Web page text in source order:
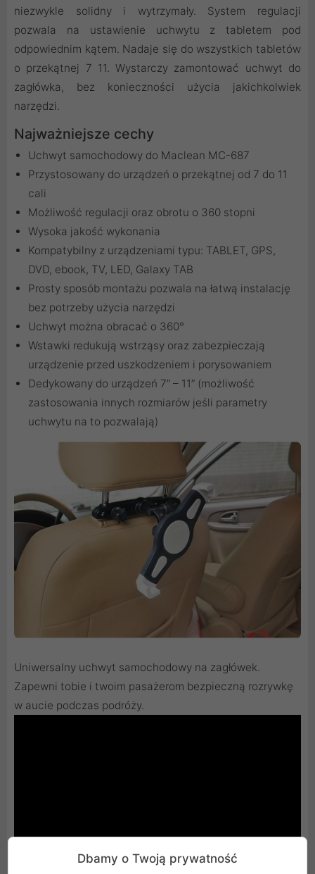
niezwykle solidny i wytrzymały. System regulacji
pozwala na ustawienie uchwytu z tabletem pod
odpowiednim kątem. Nadaje się do wszystkich tabletów
o przekątnej 7 11. Wystarczy zamontować uchwyt do
zagłówka, bez konieczności użycia jakichkolwiek
narzędzi.
Najważniejsze cechy
Uchwyt samochodowy do Maclean MC-687
Przystosowany do urządzeń o przekątnej od 7 do 11
cali
Możliwość regulacji oraz obrotu o 360 stopni
Wysoka jakość wykonania
Kompatybilny z urządzeniami typu: TABLET, GPS,
DVD, ebook, TV, LED, Galaxy TAB
Prosty sposób montażu pozwala na łatwą instalację
bez potrzeby użycia narzędzi
Uchwyt można obracać o 360°
Wstawki redukują wstrząsy oraz zabezpieczają
urządzenie przed uszkodzeniem i porysowaniem
Dedykowany do urządzeń 7” – 11” (możliwość
zastosowania innych rozmiarów jeśli parametry
uchwytu na to pozwalają)
Uniwersalny uchwyt samochodowy na zagłówek.
Zapewni tobie i twoim pasażerom bezpieczną rozrywkę
w aucie podczas podróży.
Dbamy o Twoją prywatność